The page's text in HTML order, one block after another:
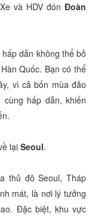
và HDV đón Đoàn
dẫn không thể bỏ
Quốc. Bạn có thể
vì cả bốn mùa đảo
hấp dẫn, khiến
lại Seoul.
thủ đô Seoul, Tháp
mát, là nơi lý tưởng
Đặc biệt, khu vực